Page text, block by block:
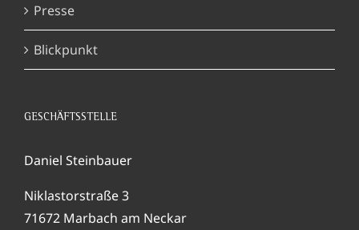
Presse
Blickpunkt
GESCHÄFTSSTELLE
Daniel Steinbauer
Niklastorstraße 3
71672 Marbach am Neckar